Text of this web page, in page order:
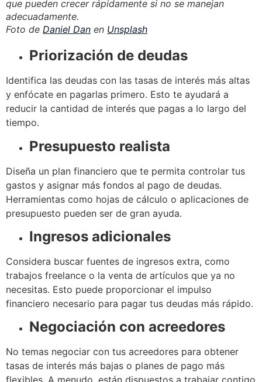
que pueden crecer rápidamente si no se manejan
adecuadamente.
Foto de Daniel Dan en Unsplash
Priorización de deudas
Identifica las deudas con las tasas de interés más altas
y enfócate en pagarlas primero. Esto te ayudará a
reducir la cantidad de interés que pagas a lo largo del
tiempo.
Presupuesto realista
Diseña un plan financiero que te permita controlar tus
gastos y asignar más fondos al pago de deudas.
Herramientas como hojas de cálculo o aplicaciones de
presupuesto pueden ser de gran ayuda.
Ingresos adicionales
Considera buscar fuentes de ingresos extra, como
trabajos freelance o la venta de artículos que ya no
necesitas. Esto puede proporcionar el impulso
financiero necesario para pagar tus deudas más rápido.
Negociación con acreedores
No temas negociar con tus acreedores para obtener
tasas de interés más bajas o planes de pago más